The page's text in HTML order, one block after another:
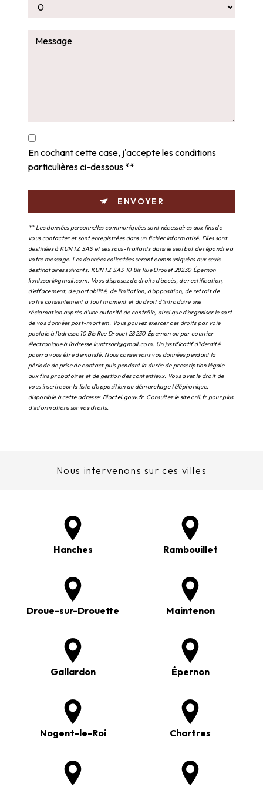
En cochant cette case, j'accepte les conditions
particulières ci-dessous **
ENVOYER
** Les données personnelles communiquées sont nécessaires aux fins de
vous contacter et sont enregistrées dans un fichier informatisé. Elles sont
destinées à KUNTZ SAS et ses sous-traitants dans le seul but de répondre à
votre message. Les données collectées seront communiquées aux seuls
destinataires suivants: KUNTZ SAS 10 Bis Rue Drouet 28230 Épernon
kuntzsarl@gmail.com. Vous disposez de droits d’accès, de rectification,
d’effacement, de portabilité, de limitation, d’opposition, de retrait de
votre consentement à tout moment et du droit d’introduire une
réclamation auprès d’une autorité de contrôle, ainsi que d’organiser le sort
de vos données post-mortem. Vous pouvez exercer ces droits par voie
postale à l'adresse 10 Bis Rue Drouet 28230 Épernon ou par courrier
électronique à l'adresse kuntzsarl@gmail.com. Un justificatif d'identité
pourra vous être demandé. Nous conservons vos données pendant la
période de prise de contact puis pendant la durée de prescription légale
aux fins probatoires et de gestion des contentieux. Vous avez le droit de
vous inscrire sur la liste d'opposition au démarchage téléphonique,
disponible à cette adresse: Bloctel.gouv.fr. Consultez le site cnil.fr pour plus
d’informations sur vos droits.
Nous intervenons sur ces villes
Hanches Rambouillet
Droue-sur-Drouette Maintenon
Gallardon Épernon
Nogent-le-Roi Chartres